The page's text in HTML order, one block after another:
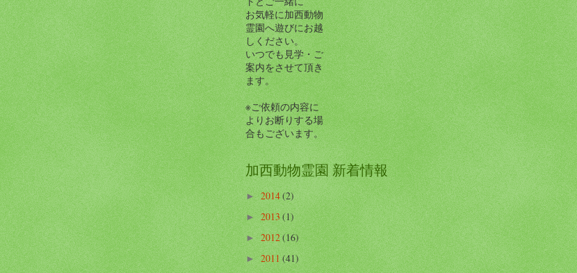
お気軽に加西動物
霊園へ遊びにお越
しください。
いつでも見学・ご
案内をさせて頂き
ます。
※ご依頼の内容に
よりお断りする場
合もございます。
加西動物霊園 新着情報
►2014(2)
►2013(1)
►2012(16)
►2011(41)